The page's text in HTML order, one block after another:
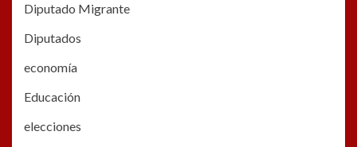
Diputado Migrante
Diputados
economía
Educación
elecciones